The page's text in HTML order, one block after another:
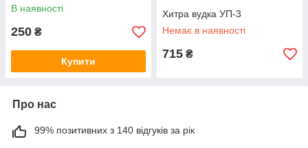
В наявності
250 ₴
Купити
Хитра вудка УП-3
Немає в наявності
715 ₴
Про нас
99% позитивних з 140 відгуків за рік